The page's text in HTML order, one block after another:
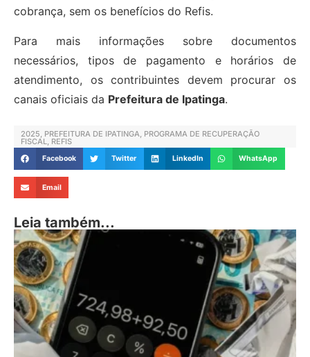
cobrança, sem os benefícios do Refis.
Para mais informações sobre documentos
necessários, tipos de pagamento e horários de
atendimento, os contribuintes devem procurar os
canais oficiais da Prefeitura de Ipatinga.
2025, PREFEITURA DE IPATINGA, PROGRAMA DE RECUPERAÇÃO
FISCAL, REFIS
Facebook Twitter LinkedIn WhatsApp
Email
Leia também...